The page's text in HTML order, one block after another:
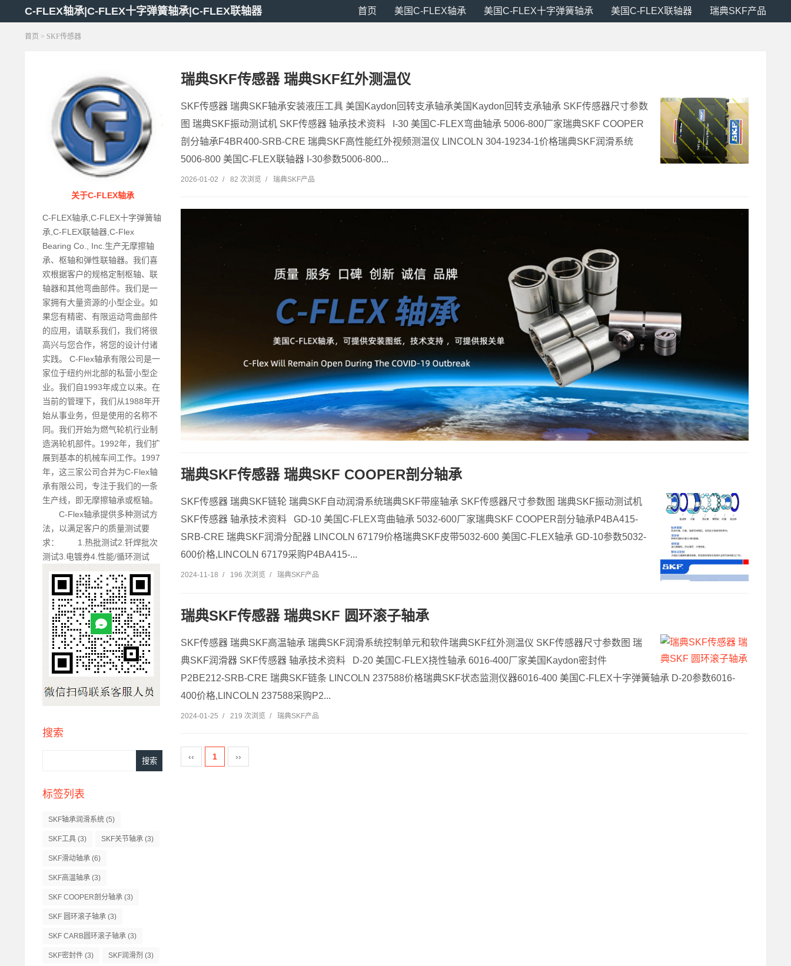
C-FLEX轴承|C-FLEX十字弹簧轴承|C-FLEX联轴器 首页 美国C-FLEX轴承 美国C-FLEX十字弹簧轴承 美国C-FLEX联轴器 瑞典SKF产品
首页 > SKF传感器
关于C-FLEX轴承
C-FLEX轴承,C-FLEX十字弹簧轴
承,C-FLEX联轴器,C-Flex
Bearing Co., Inc.生产无摩擦轴
承、枢轴和弹性联轴器。我们喜
欢根据客户的规格定制枢轴、联
轴器和其他弯曲部件。我们是一
家拥有大量资源的小型企业。如
果您有精密、有限运动弯曲部件
的应用，请联系我们，我们将很
高兴与您合作，将您的设计付诸
实践。 C-Flex轴承有限公司是一
家位于纽约州北部的私营小型企
业。我们自1993年成立以来。在
当前的管理下，我们从1988年开
始从事业务，但是使用的名称不
同。我们开始为燃气轮机行业制
造涡轮机部件。1992年，我们扩
展到基本的机械车间工作。1997
年，这三家公司合并为C-Flex轴
承有限公司，专注于我们的一条
生产线，即无摩擦轴承或枢轴。
C-Flex轴承提供多种测试方
法，以满足客户的质量测试要
求： 1.热批测试2.钎焊批次
测试3.电镀券4.性能/循环测试
搜索
标签列表
SKF轴承润滑系统 (5)
SKF工具 (3) SKF关节轴承 (3)
SKF滑动轴承 (6)
SKF高温轴承 (3)
SKF COOPER剖分轴承 (3)
SKF 圆环滚子轴承 (3)
SKF CARB圆环滚子轴承 (3)
SKF密封件 (3) SKF润滑剂 (3)
瑞典SKF传感器 瑞典SKF红外测温仪
SKF传感器 瑞典SKF轴承安装液压工具 美国Kaydon回转支承轴承美国Kaydon回转支承轴承 SKF传感器尺寸参数
图 瑞典SKF振动测试机 SKF传感器 轴承技术资料 I-30 美国C-FLEX弯曲轴承 5006-800厂家瑞典SKF COOPER
剖分轴承F4BR400-SRB-CRE 瑞典SKF高性能红外视频测温仪 LINCOLN 304-19234-1价格瑞典SKF润滑系统
5006-800 美国C-FLEX联轴器 I-30参数5006-800...
2026-01-02 / 82 次浏览 / 瑞典SKF产品
瑞典SKF传感器 瑞典SKF COOPER剖分轴承
SKF传感器 瑞典SKF链轮 瑞典SKF自动润滑系统瑞典SKF带座轴承 SKF传感器尺寸参数图 瑞典SKF振动测试机
SKF传感器 轴承技术资料 GD-10 美国C-FLEX弯曲轴承 5032-600厂家瑞典SKF COOPER剖分轴承P4BA415-
SRB-CRE 瑞典SKF润滑分配器 LINCOLN 67179价格瑞典SKF皮带5032-600 美国C-FLEX轴承 GD-10参数5032-
600价格,LINCOLN 67179采购P4BA415-...
2024-11-18 / 196 次浏览 / 瑞典SKF产品
瑞典SKF传感器 瑞典SKF 圆环滚子轴承
SKF传感器 瑞典SKF高温轴承 瑞典SKF润滑系统控制单元和软件瑞典SKF红外测温仪 SKF传感器尺寸参数图 瑞
典SKF润滑器 SKF传感器 轴承技术资料 D-20 美国C-FLEX挠性轴承 6016-400厂家美国Kaydon密封件
P2BE212-SRB-CRE 瑞典SKF链条 LINCOLN 237588价格瑞典SKF状态监测仪器6016-400 美国C-FLEX十字弹簧轴承 D-20参数6016-
400价格,LINCOLN 237588采购P2...
2024-01-25 / 219 次浏览 / 瑞典SKF产品
‹‹ 1 ››